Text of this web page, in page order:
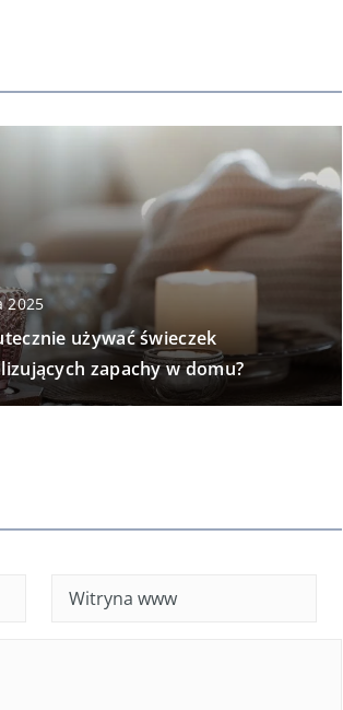
2025
używać świeczek
zapachy w domu?